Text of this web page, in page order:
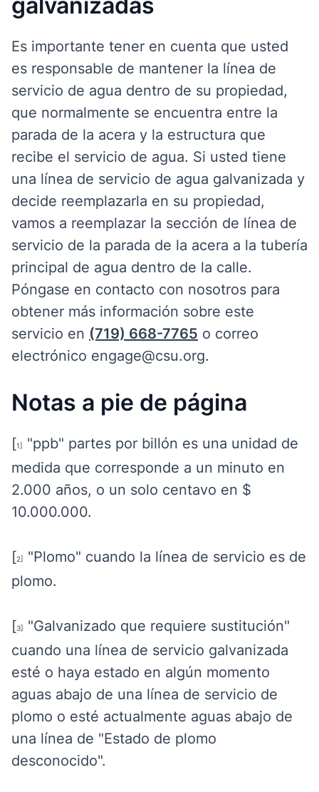
Es importante tener en cuenta que usted
es responsable de mantener la línea de
servicio de agua dentro de su propiedad,
que normalmente se encuentra entre la
parada de la acera y la estructura que
recibe el servicio de agua. Si usted tiene
una línea de servicio de agua galvanizada y
decide reemplazarla en su propiedad,
vamos a reemplazar la sección de línea de
servicio de la parada de la acera a la tubería
principal de agua dentro de la calle.
Póngase en contacto con nosotros para
obtener más información sobre este
servicio en (719) 668-7765 o correo
electrónico engage@csu.org.
Notas a pie de página
[1]
"ppb" partes por billón es una unidad de
medida que corresponde a un minuto en
2.000 años, o un solo centavo en $
10.000.000.
[2]
"Plomo" cuando la línea de servicio es de
plomo.
[3]
"Galvanizado que requiere sustitución"
cuando una línea de servicio galvanizada
esté o haya estado en algún momento
aguas abajo de una línea de servicio de
plomo o esté actualmente aguas abajo de
una línea de "Estado de plomo
desconocido".